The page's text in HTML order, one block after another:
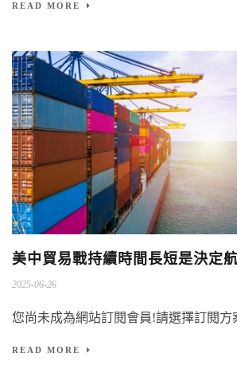
READ MORE
美中貿易戰持續時間長短是決定
2025-06-26
您尚未成為網站訂閱會員!請選擇訂閱方
READ MORE